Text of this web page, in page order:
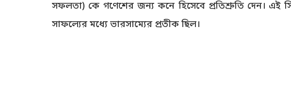
সফলতা) কে গণেশের জন্য কনে হিসেবে প্রতিশ্রুতি দেন। এই
সাফল্যের মধ্যে ভারসাম্যের প্রতীক ছিল।